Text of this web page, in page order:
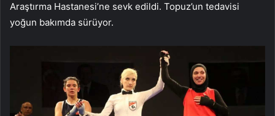
Araştırma Hastanesi’ne sevk edildi. Topuz’un tedavisi
yoğun bakımda sürüyor.